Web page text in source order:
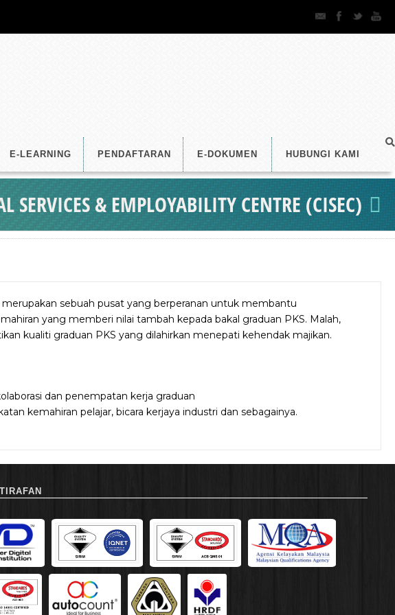
E-LEARNING PENDAFTARAN E-DOKUMEN HUBUNGI KAMI
SERVICES & EMPLOYABILITY CENTRE (CISEC)
merupakan sebuah pusat yang berperanan untuk membantu
yang memberi nilai tambah kepada bakal graduan PKS. Malah,
kualiti graduan PKS yang dilahirkan menepati kehendak majikan.
dan penempatan kerja graduan
kemahiran pelajar, bicara kerjaya industri dan sebagainya.